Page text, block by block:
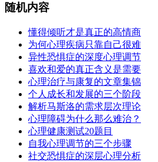
随机内容
懂得倾听才是真正的高情商
为何心理疾病只靠自己很难
异性恐惧症的深度心理调节
喜欢和爱的真正含义是需要
心理治疗与康复的文章集锦
个人成长和发展的三个阶段
解析马斯洛的需求层次理论
心理障碍为什么那么难治？
心理健康测试20题目
自我心理调节的三个步骤
社交恐惧症的深层心理分析